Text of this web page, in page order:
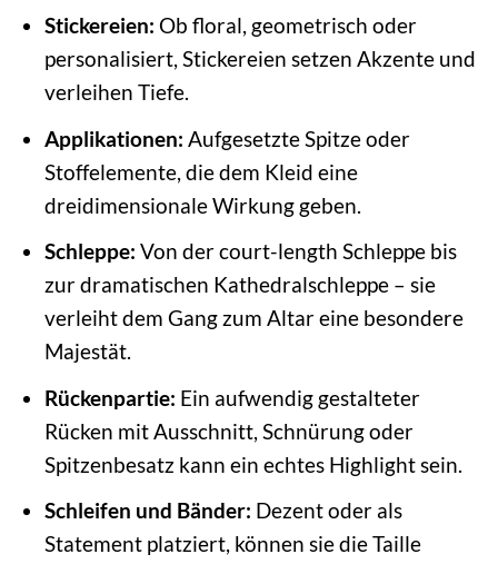
Stickereien: Ob floral, geometrisch oder
personalisiert, Stickereien setzen Akzente und
verleihen Tiefe.
Applikationen: Aufgesetzte Spitze oder
Stoffelemente, die dem Kleid eine
dreidimensionale Wirkung geben.
Schleppe: Von der court-length Schleppe bis
zur dramatischen Kathedralschleppe – sie
verleiht dem Gang zum Altar eine besondere
Majestät.
Rückenpartie: Ein aufwendig gestalteter
Rücken mit Ausschnitt, Schnürung oder
Spitzenbesatz kann ein echtes Highlight sein.
Schleifen und Bänder: Dezent oder als
Statement platziert, können sie die Taille